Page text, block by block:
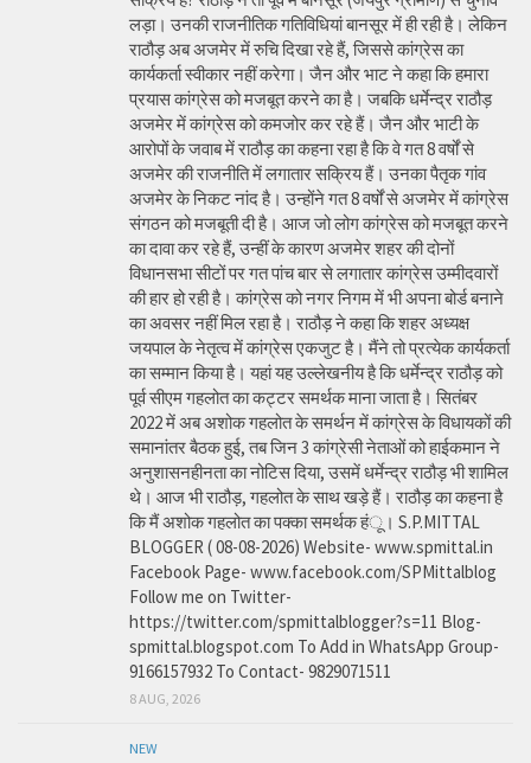
लड़ा। उनकी राजनीतिक गतिविधियां बानसूर में ही रही है। लेकिन
राठौड़ अब अजमेर में रुचि दिखा रहे हैं, जिससे कांग्रेस का
कार्यकर्ता स्वीकार नहीं करेगा। जैन और भाट ने कहा कि हमारा
प्रयास कांग्रेस को मजबूत करने का है। जबकि धर्मेन्द्र राठौड़
अजमेर में कांग्रेस को कमजोर कर रहे हैं। जैन और भाटी के
आरोपों के जवाब में राठौड़ का कहना रहा है कि वे गत 8 वर्षों से
अजमेर की राजनीति में लगातार सक्रिय हैं। उनका पैतृक गांव
अजमेर के निकट नांद है। उन्होंने गत 8 वर्षों से अजमेर में कांग्रेस
संगठन को मजबूती दी है। आज जो लोग कांग्रेस को मजबूत करने
का दावा कर रहे हैं, उन्हीं के कारण अजमेर शहर की दोनों
विधानसभा सीटों पर गत पांच बार से लगातार कांग्रेस उम्मीदवारों
की हार हो रही है। कांग्रेस को नगर निगम में भी अपना बोर्ड बनाने
का अवसर नहीं मिल रहा है। राठौड़ ने कहा कि शहर अध्यक्ष
जयपाल के नेतृत्व में कांग्रेस एकजुट है। मैंने तो प्रत्येक कार्यकर्ता
का सम्मान किया है। यहां यह उल्लेखनीय है कि धर्मेन्द्र राठौड़ को
पूर्व सीएम गहलोत का कट्टर समर्थक माना जाता है। सितंबर
2022 में अब अशोक गहलोत के समर्थन में कांग्रेस के विधायकों की
समानांतर बैठक हुई, तब जिन 3 कांग्रेसी नेताओं को हाईकमान ने
अनुशासनहीनता का नोटिस दिया, उसमें धर्मेन्द्र राठौड़ भी शामिल
थे। आज भी राठौड़, गहलोत के साथ खड़े हैं। राठौड़ का कहना है
कि मैं अशोक गहलोत का पक्का समर्थक हंू। S.P.MITTAL
BLOGGER ( 08-08-2026) Website- www.spmittal.in
Facebook Page- www.facebook.com/SPMittalblog
Follow me on Twitter-
https://twitter.com/spmittalblogger?s=11 Blog-
spmittal.blogspot.com To Add in WhatsApp Group-
9166157932 To Contact- 9829071511
8 AUG, 2026
NEW